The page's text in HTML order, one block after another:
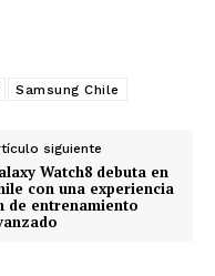
Samsung Chile
siguiente
Watch8 debuta en
con una experiencia
de entrenamiento